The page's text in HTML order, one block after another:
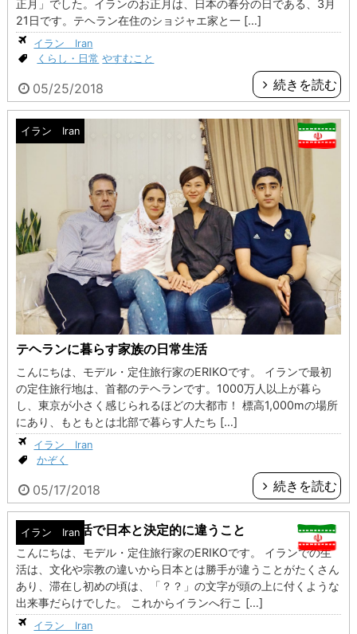
正月」でした。イランのお正月は、日本の春分の日である、3月
21日です。テヘラン在住のショジャエ家と一 […]
イラン Iran
くらし・日常 やすむこと
05/25/2018 続きを読む
イラン Iran
テヘランに暮らす家族の日常生活
こんにちは、モデル・定住旅行家のERIKOです。 イランで最初
の定住旅行地は、首都のテヘランです。1000万人以上が暮ら
し、東京が小さく感じられるほどの大都市！ 標高1,000mの場所
にあり、もともとは北部で暮らす人たち […]
イラン Iran
かぞく
05/17/2018 続きを読む
イラン Iran
イランの生活で日本と決定的に違うこと
こんにちは、モデル・定住旅行家のERIKOです。 イランでの生
活は、文化や宗教の違いから日本とは勝手が違うことがたくさん
あり、滞在し初めの頃は、「？？」の文字が頭の上に付くような
出来事だらけでした。 これからイランへ行こ […]
イラン Iran